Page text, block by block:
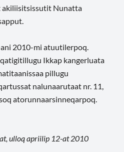
akiliisitsissutit Nunatta
2010-mi atuutilerpoq.
Ikkap kangerluata
pillugu
nalunaarutaat nr. 11,
atorunnaarsinneqarpoq.
ulloq apriilip 12-at 2010